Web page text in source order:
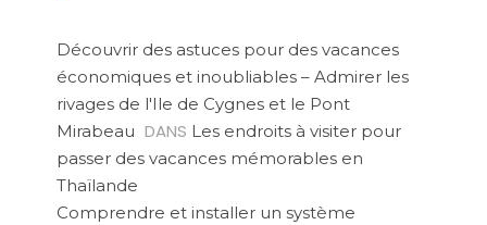
Découvrir des astuces pour des vacances
économiques et inoubliables – Admirer les
rivages de l'Ile de Cygnes et le Pont
Mirabeau DANS Les endroits à visiter pour
passer des vacances mémorables en
Thaïlande
Comprendre et installer un système